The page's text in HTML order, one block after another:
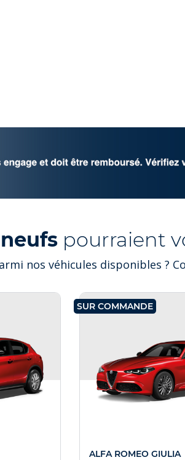
pourraient
nos véhicules disponibles ?
SUR COMMANDE
ALFA ROMEO GIULIA